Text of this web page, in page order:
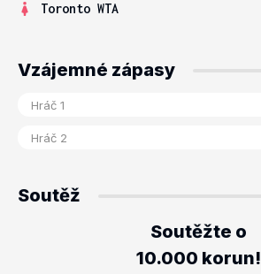
Toronto WTA
Vzájemné zápasy
Soutěž
Soutěžte o
10.000 korun!